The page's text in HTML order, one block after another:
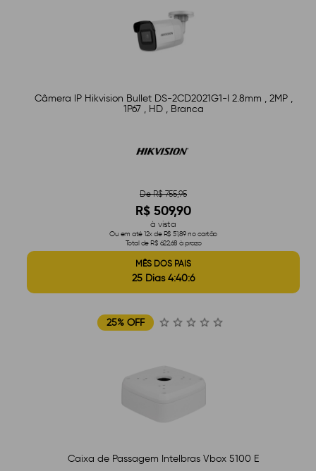
Câmera IP Hikvision Bullet DS-2CD2021G1-I 2.8mm , 2MP ,
1P67 , HD , Branca
De R$ 755,95
R$ 509,90
à vista
Ou em até 12x de R$ 51,89 no cartão
Total de R$ 622,68 à prazo
MÊS DOS PAIS
25 Dias 4:40:5
25% OFF
Caixa de Passagem Intelbras Vbox 5100 E